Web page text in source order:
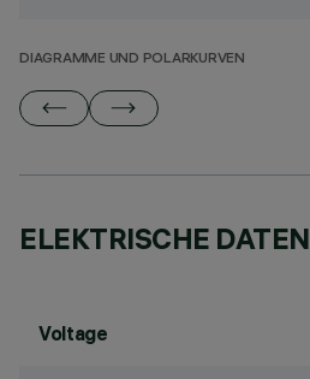
DIAGRAMME UND POLARKURVEN
ELEKTRISCHE DATEN
Voltage